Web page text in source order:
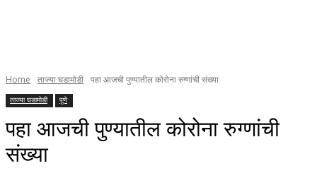
Home ताज्या घडामोडी पहा आजची पुण्यातील कोरोना रुग्णांची संख्या
ताज्या घडामोडी पुणे
पहा आजची पुण्यातील कोरोना रुग्णांची
संख्या